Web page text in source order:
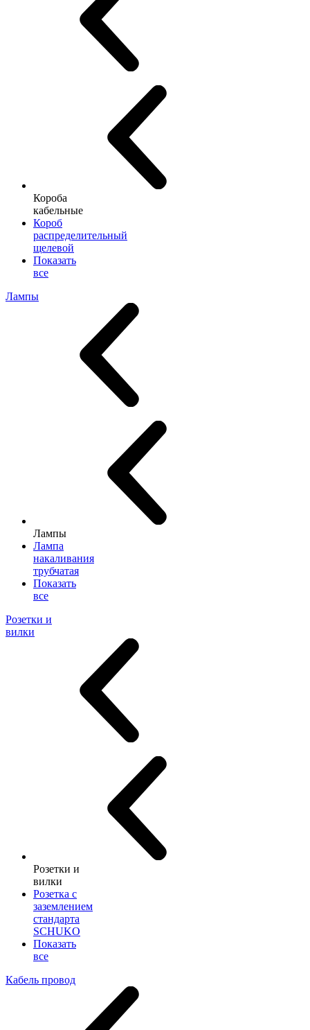
Короба
кабельные
Короб
распределительный
щелевой
Показать
все
Лампы
Лампы
Лампа
накаливания
трубчатая
Показать
все
Розетки и
вилки
Розетки и
вилки
Розетка с
заземлением
стандарта
SCHUKO
Показать
все
Кабель провод